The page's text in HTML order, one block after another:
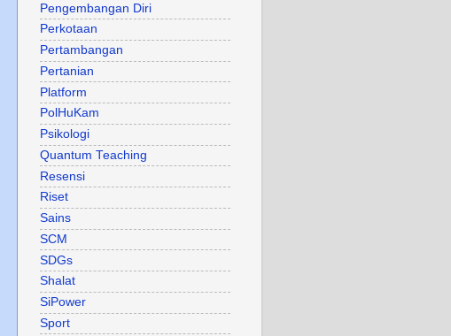
Pengembangan Diri
Perkotaan
Pertambangan
Pertanian
Platform
PolHuKam
Psikologi
Quantum Teaching
Resensi
Riset
Sains
SCM
SDGs
Shalat
SiPower
Sport